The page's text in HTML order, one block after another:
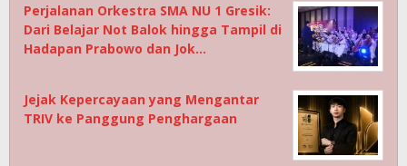
Perjalanan Orkestra SMA NU 1 Gresik:
Dari Belajar Not Balok hingga Tampil di
Hadapan Prabowo dan Jok…
Jejak Kepercayaan yang Mengantar
TRIV ke Panggung Penghargaan